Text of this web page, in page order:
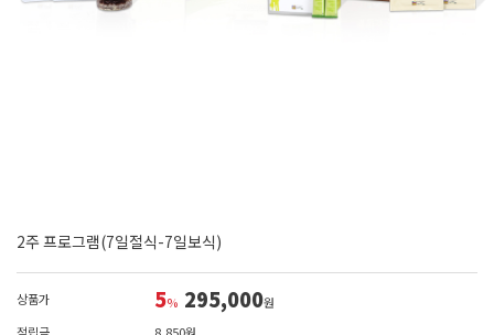
2주 프로그램(7일절식-7일보식)
상품가 5% 295,000원